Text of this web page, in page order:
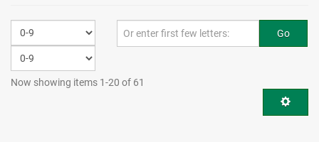
Go
Now showing items 1-20 of 61